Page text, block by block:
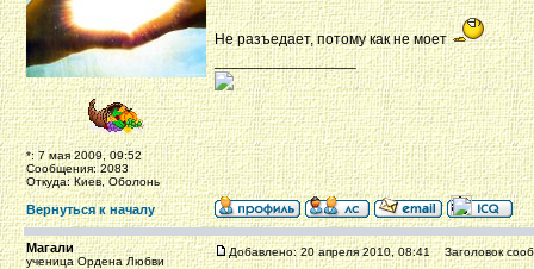
*: 7 мая 2009, 09:52
Сообщения: 2083
Откуда: Киев, Оболонь
Не разъедает, потому как не моет
_________________
Вернуться к началу
Магали
ученица Ордена Любви
Добавлено: 20 апреля 2010, 08:41 Заголовок